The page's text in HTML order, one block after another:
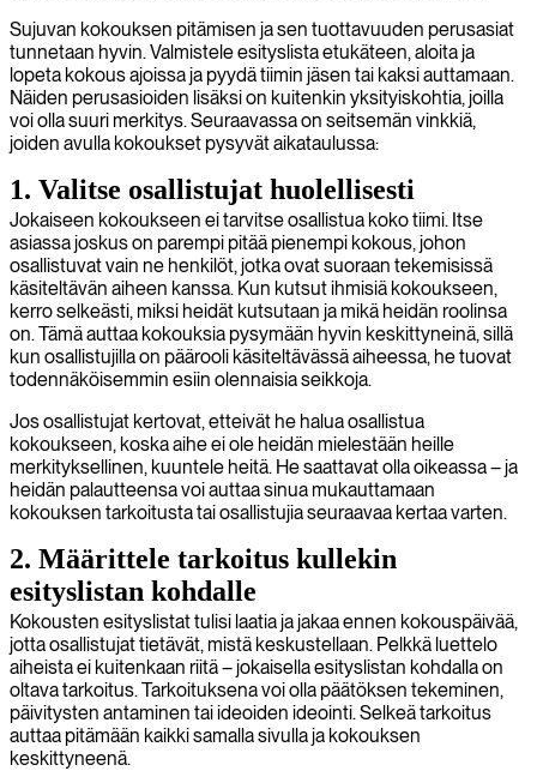
Sujuvan kokouksen pitämisen ja sen tuottavuuden perusasiat
tunnetaan hyvin. Valmistele esityslista etukäteen, aloita ja
lopeta kokous ajoissa ja pyydä tiimin jäsen tai kaksi auttamaan.
Näiden perusasioiden lisäksi on kuitenkin yksityiskohtia, joilla
voi olla suuri merkitys. Seuraavassa on seitsemän vinkkiä,
joiden avulla kokoukset pysyvät aikataulussa:
1. Valitse osallistujat huolellisesti
Jokaiseen kokoukseen ei tarvitse osallistua koko tiimi. Itse
asiassa joskus on parempi pitää pienempi kokous, johon
osallistuvat vain ne henkilöt, jotka ovat suoraan tekemisissä
käsiteltävän aiheen kanssa. Kun kutsut ihmisiä kokoukseen,
kerro selkeästi, miksi heidät kutsutaan ja mikä heidän roolinsa
on. Tämä auttaa kokouksia pysymään hyvin keskittyneinä, sillä
kun osallistujilla on päärooli käsiteltävässä aiheessa, he tuovat
todennäköisemmin esiin olennaisia seikkoja.
Jos osallistujat kertovat, etteivät he halua osallistua
kokoukseen, koska aihe ei ole heidän mielestään heille
merkityksellinen, kuuntele heitä. He saattavat olla oikeassa – ja
heidän palautteensa voi auttaa sinua mukauttamaan
kokouksen tarkoitusta tai osallistujia seuraavaa kertaa varten.
2. Määrittele tarkoitus kullekin
esityslistan kohdalle
Kokousten esityslistat tulisi laatia ja jakaa ennen kokouspäivää,
jotta osallistujat tietävät, mistä keskustellaan. Pelkkä luettelo
aiheista ei kuitenkaan riitä – jokaisella esityslistan kohdalla on
oltava tarkoitus. Tarkoituksena voi olla päätöksen tekeminen,
päivitysten antaminen tai ideoiden ideointi. Selkeä tarkoitus
auttaa pitämään kaikki samalla sivulla ja kokouksen
keskittyneenä.